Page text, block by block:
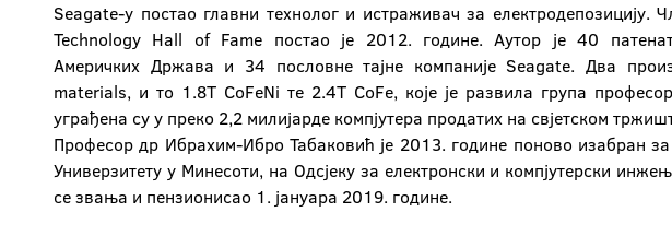
Seagatе-у постао главни технолог и истраживач за електродепозицију.
Technology Hall of Fame постао је 2012. године. Аутор је 40
Америчких Држава и 34 пословне тајне компаније Seagate. Два
materials, и то 1.8T CoFeNi те 2.4T CoFe, које је развила група
уграђена су у преко 2,2 милијарде компјутера продатих на свјетском
Професор др Ибрахим-Ибро Табаковић је 2013. године поново изабран
Универзитету у Минесоти, на Одсјеку за електронски и компјутерски
се звања и пензионисао 1. јануара 2019. године.